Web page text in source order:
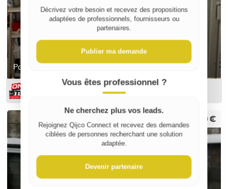
Porte fenetre 218cm de h 86cm l
120 €
Décrivez votre besoin et recevez des propositions
adaptées de professionnels, fournisseurs ou
partenaires.
Publier ma demande
Vous êtes professionnel ?
Ne cherchez plus vos leads.
Rejoignez Qijco Connect et recevez des demandes
ciblées de personnes recherchant une solution
adaptée.
Devenir partenaire